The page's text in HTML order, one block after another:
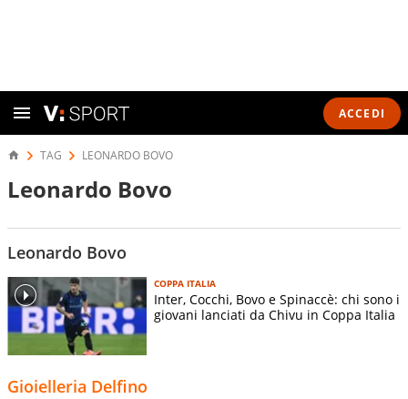
ACCEDI
TAG LEONARDO BOVO
Leonardo Bovo
Leonardo Bovo
COPPA ITALIA
Inter, Cocchi, Bovo e Spinaccè: chi sono i
giovani lanciati da Chivu in Coppa Italia
Gioielleria Delfino